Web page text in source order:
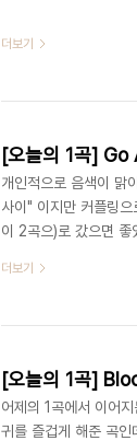
더보기
‎[오늘의 1곡]
개인적으로 음색이 맑
사이" 이지만 커플링
이 2곡으)로 갔으면 좋
더보기
[오늘의 1곡]
어제의 1곡에서 이어
귀를 즐겁게 해준 곡